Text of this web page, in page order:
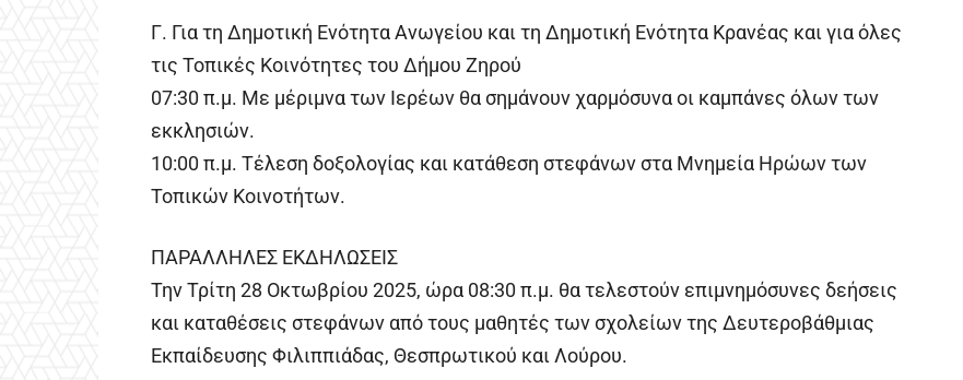
Γ. Για τη Δημοτική Ενότητα Ανωγείου και τη Δημοτική Ενότητα Κρανέας και για όλες
τις Τοπικές Κοινότητες του Δήμου Ζηρού
07:30 π.μ. Με μέριμνα των Ιερέων θα σημάνουν χαρμόσυνα οι καμπάνες όλων των
εκκλησιών.
10:00 π.μ. Τέλεση δοξολογίας και κατάθεση στεφάνων στα Μνημεία Ηρώων των
Τοπικών Κοινοτήτων.
ΠΑΡΑΛΛΗΛΕΣ ΕΚΔΗΛΩΣΕΙΣ
Την Τρίτη 28 Οκτωβρίου 2025, ώρα 08:30 π.μ. θα τελεστούν επιμνημόσυνες δεήσεις
και καταθέσεις στεφάνων από τους μαθητές των σχολείων της Δευτεροβάθμιας
Εκπαίδευσης Φιλιππιάδας, Θεσπρωτικού και Λούρου.